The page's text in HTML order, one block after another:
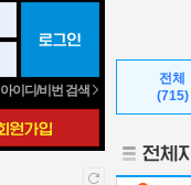
아이디/비번 검색
전체
(715)